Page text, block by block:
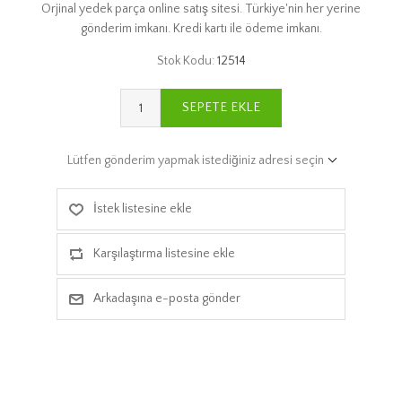
Orjinal yedek parça online satış sitesi. Türkiye'nin her yerine
gönderim imkanı. Kredi kartı ile ödeme imkanı.
Stok Kodu: 12514
SEPETE EKLE
Lütfen gönderim yapmak istediğiniz adresi seçin
İstek listesine ekle
Karşılaştırma listesine ekle
Arkadaşına e-posta gönder